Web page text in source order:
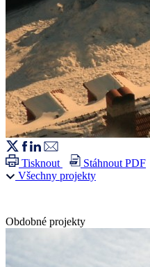
Tisknout
Stáhnout PDF
Všechny projekty
Obdobné projekty